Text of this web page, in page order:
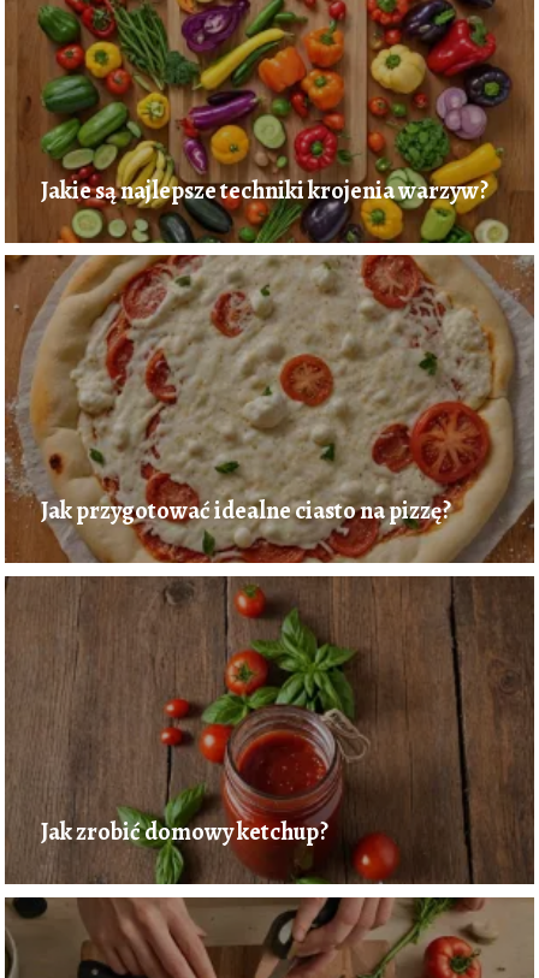
Jakie są najlepsze techniki krojenia warzyw?
Jak przygotować idealne ciasto na pizzę?
Jak zrobić domowy ketchup?